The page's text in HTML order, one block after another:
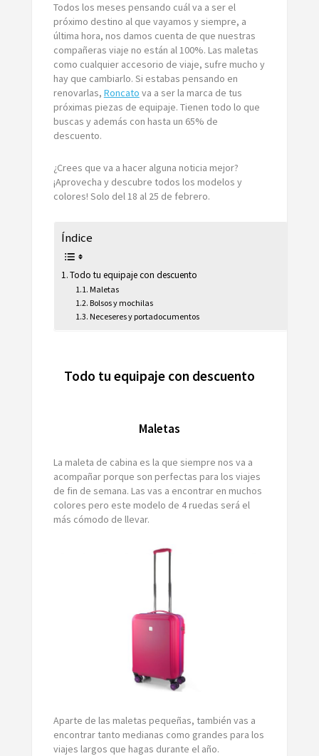
Todos los meses pensando cuál va a ser el
próximo destino al que vayamos y siempre, a
última hora, nos damos cuenta de que nuestras
compañeras viaje no están al 100%. Las maletas
como cualquier accesorio de viaje, sufre mucho y
hay que cambiarlo. Si estabas pensando en
renovarlas, Roncato va a ser la marca de tus
próximas piezas de equipaje. Tienen todo lo que
buscas y además con hasta un 65% de
descuento.
¿Crees que va a hacer alguna noticia mejor?
¡Aprovecha y descubre todos los modelos y
colores! Solo del 18 al 25 de febrero.
Índice
Todo tu equipaje con descuento
Maletas
Bolsos y mochilas
Neceseres y portadocumentos
Todo tu equipaje con descuento
Maletas
La maleta de cabina es la que siempre nos va a
acompañar porque son perfectas para los viajes
de fin de semana. Las vas a encontrar en muchos
colores pero este modelo de 4 ruedas será el
más cómodo de llevar.
Aparte de las maletas pequeñas, también vas a
encontrar tanto medianas como grandes para los
viajes largos que hagas durante el año.